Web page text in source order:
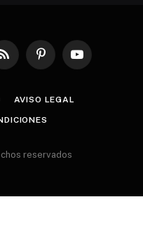
RSS PinterestYouTube
AVISO LEGAL
reservados